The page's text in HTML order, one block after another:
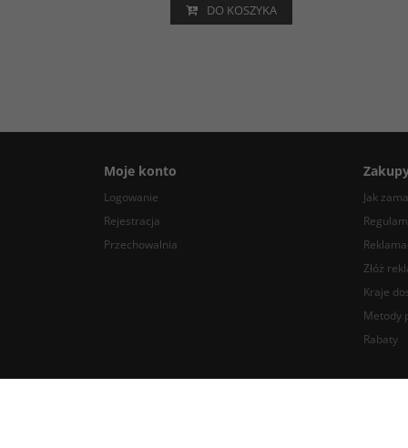
DO KOSZYKA
Moje konto
Logowanie
Rejestracja
Przechowalnia
Jak
Złóż
Kraje
Metody
Rabaty